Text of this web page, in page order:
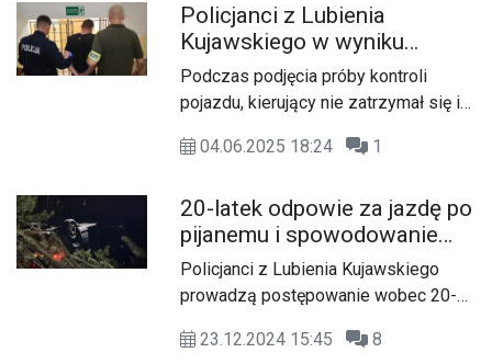
popełnione przestępstwo. W
momencie zatrzymania posiadała w
aucie biały proszek, który po
wstępnym badaniu okazał się
Policjanci z Lubienia
Kujawskiego w wyniku
pościgu zatrzymali sprawcę,
który prowadził pojazd w
stanie nietrzeźwości i nie
tylko
Podczas podjęcia próby kontroli
pojazdu, kierujący nie zatrzymał się i
publicznej. Podjęty pościg zakończył
usłyszał 3 zarzuty. Grozi mu kara do 5
lat pozbawienia wolności.
04.06.2025 18:24 1
20-latek odpowie za jazdę po
pijanemu i spowodowanie
kolizji
Policjanci z Lubienia Kujawskiego
prowadzą postępowanie wobec 20-
spowodował kolizję w stanie
23.12.2024 15:45 8